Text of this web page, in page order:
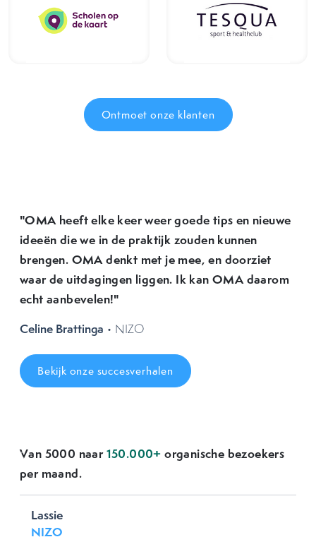
Ontmoet onze klanten
"OMA heeft elke keer weer goede tips en nieuwe
ideeën die we in de praktijk zouden kunnen
brengen. OMA denkt met je mee, en doorziet
waar de uitdagingen liggen. Ik kan OMA daarom
echt aanbevelen!"
Celine Brattinga • NIZO
Bekijk onze succesverhalen
Van 5000 naar150.000+ organische bezoekers
per maand.
Lassie
NIZO
Previous